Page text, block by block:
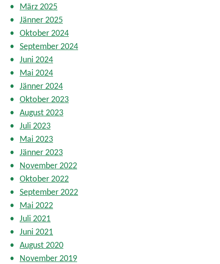
März 2025
Jänner 2025
Oktober 2024
September 2024
Juni 2024
Mai 2024
Jänner 2024
Oktober 2023
August 2023
Juli 2023
Mai 2023
Jänner 2023
November 2022
Oktober 2022
September 2022
Mai 2022
Juli 2021
Juni 2021
August 2020
November 2019